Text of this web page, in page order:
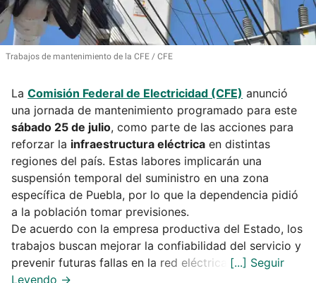
Trabajos de mantenimiento de la CFE CFE
La Comisión Federal de Electricidad (CFE) anunció
una jornada de mantenimiento programado para este
sábado 25 de julio, como parte de las acciones para
reforzar la infraestructura eléctrica en distintas
regiones del país. Estas labores implicarán una
suspensión temporal del suministro en una zona
específica de Puebla, por lo que la dependencia pidió
a la población tomar previsiones.
De acuerdo con la empresa productiva del Estado, los
trabajos buscan mejorar la confiabilidad del servicio y
prevenir futuras fallas en la red eléctrica.